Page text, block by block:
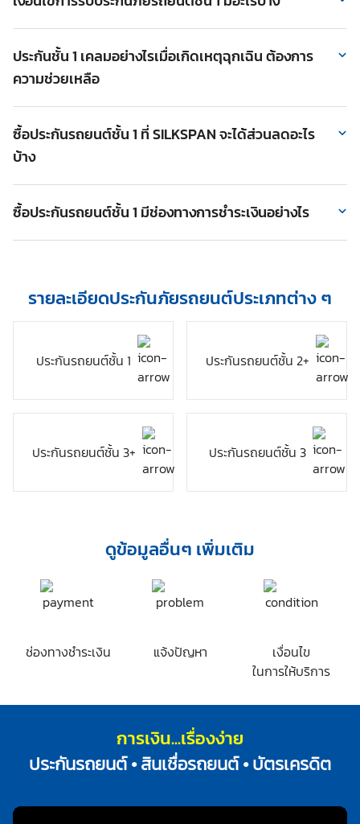
www.SILKSPAN.com รู้ราคาและซื้อผ่านออนไลน์ได้ทันที
Add LINE: @SILKSPAN แล้วกดริชเมนู “ขอใบเสนอราคา” เจ้า
หน้าที่จะติดต่อกลับเพื่อสอบถามข้อมูลเพิ่มเติมและส่งใบเสนอราคา
ให้ทันที
ทำประกัน แล้วรอรับใบเสนอราคาทางไลน์
ประกันรถยนต์ชั้น 1 คุ้มครองต่อตัวรถที่ทำประกัน บุคคลภายในรถ
รวมถึงทรัพย์สินและบุคคลภายนอก จากความเสียหายที่เกิดจากรถ
ชน รถหาย ไฟไหม้ น้ำท่วม ทั้งแบบที่มีคู่กรณีและไม่มีคู่กรณี
มาตรฐานการซ่อมไม่แตกต่างกันมาก เพราะ SILKSPAN คัดเลือก
บริษัทประกันชั้นนำที่มีมาตรฐาน มีอู่รองรับทั่วประเทศ และบริการที่
เป็นมืออาชีพ
ประกันชั้น 1 เคลมอย่างไรเมื่อเกิดเหตุฉุกเฉิน ต้องการ
ความช่วยเหลือ
ประกันรถยนต์ชั้น 1 สามารถเคลมได้ทั้งกรณีเกิดอุบัติเหตุ และเหตุ
ฉุกเฉิน
กรณีเกิดอุบัติเหตุ
บริษัทประกันทุกครั้ง ซึ่งเบอร์ติดต่อจะระบุไว้ที่เอกสารกรมธรรม์
ประกันรถยนต์ชั้น 1 เพียงแจ้งทะเบียนรถ แล้วรอให้เจ้าหน้าสำรวจ
เคลมมาที่จุดเกิดเหตุเพื่อทำเรื่องเคลมประกันรถชั้น 1 โดยที่คุณไม่
ต้องไปเจรจาต่อรองกับคู่กรณีด้วยตัวเองให้ยุ่งยาก ทั้งนี้หากคุณ
กับ SILKSPAN จะได้รับสิทธิพิเศษสามารถเรียกใช้บริการช่วยเหลือ
ฉุกเฉินบนท้องถนน 24 ชม. จาก EUROP ASSISTANCE T2 ไม่ว่าจะ
เป็นเหตุฉุกเฉินรถเสีย สตาร์ทไม่ติด น้ำมันหมด หรือยางแตก
ซื้อประกันรถยนต์ชั้น 1 ที่ SILKSPAN จะได้ส่วนลดอะไร
บ้าง
ส่วนลดหมดไกล เมื่อต่อประกันรถล่วงหน้าลดสูงสุด 500 บาท
ส่วนลดประวัติดีไม่มีเคลม 500-1,000 บาท
บริการช่วยเหลือฉุกเฉินบนท้องถนน 24 ชม. จาก EUROP
ASSISTANCE T2
ซื้อประกันรถยนต์ชั้น 1 มีช่องทางการชำระเงินอย่างไร
สามารถเลือกชำระประกันชั้น 1 ได้ 4 ช่องทาง ดังนี้
ผ่อนผ่านบัตรเครดิตนาน 10 เดือนทุกธนาคาร
โอนเงินได้ทุกธนาคาร
เคาน์เตอร์เซอร์วิสที่ 7-11 ทุกสาขาทั่วประเทศ
รายละเอียดประกันภัยรถยนต์ประเภทต่าง ๆ
ประกันรถยนต์ชั้น 1 ประกันรถยนต์ชั้น 2+
ประกันรถยนต์ชั้น 3+ ประกันรถยนต์ชั้น 3
ดูข้อมูลอื่นๆ เพิ่มเติม
ช่องทางชำระเงิน แจ้งปัญหา
เงื่อนไข
ในการให้บริการ
การเงิน...เรื่องง่าย
ประกันรถยนต์ • สินเชื่อรถยนต์ • บัตรเครดิต